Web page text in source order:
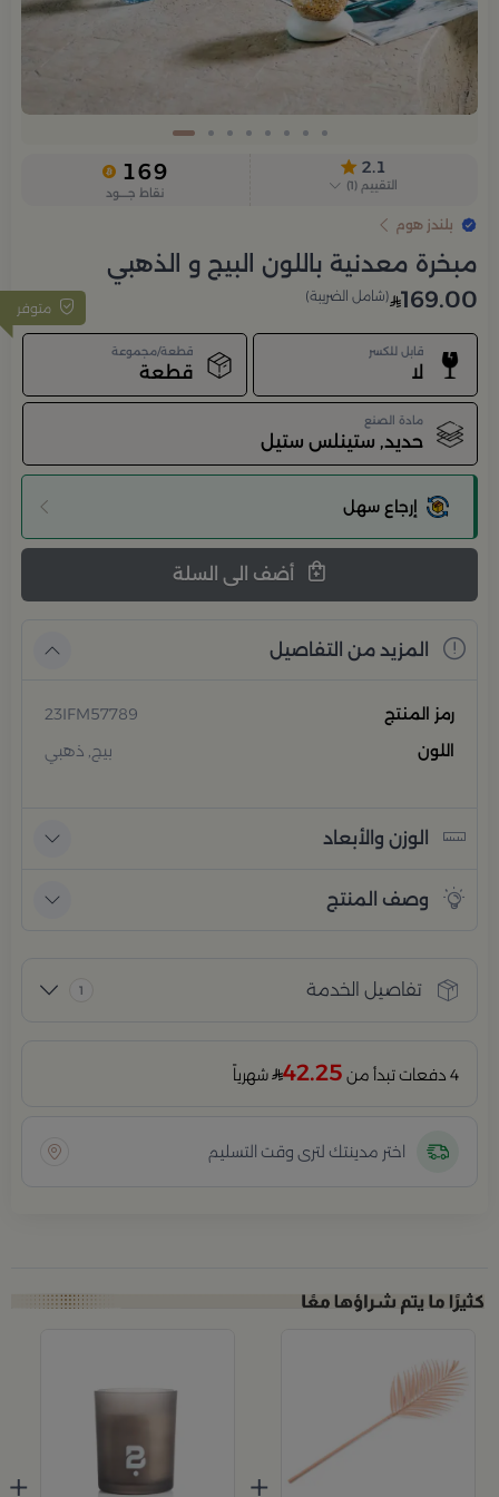
2.1
التقييم (
1
)
169
نقاط جــــود
بلندز هوم
مبخرة معدنية باللون البيج و الذهبي
متوفر 169.00 (شامل الضريبة)
قابل للكسر
لا
قطعة/مجموعة
قطعة
مادة الصنع
حديد, ستينلس ستيل
إرجاع سهل
المزيد من التفاصيل
رمز المنتج
23IFM57789
اللون
بيج, ذهبي
الوزن والأبعاد
وصف المنتج
تفاصيل الخدمة 1
4 دفعات تبدأ من 42.25 شهرياً
اختر مدينتك لترى وقت التسليم
+
+